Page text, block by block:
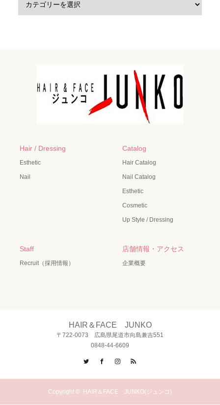
Hair / Dressing
Esthetic
Nail
Catalog
Hair Catalog
Nail Catalog
Esthetic
Cosmetic
Up Style / Dressing
Staff
Recruit（採用情報）
店舗情報・アクセス
企業概要
HAIR＆FACE JUNKO
〒722-0073 広島県尾道市向島兼吉551
0848-44-6609
Twitter
FacebookInstagram
Copyright © HAIR＆FACE JUNKO(ジュンコ)